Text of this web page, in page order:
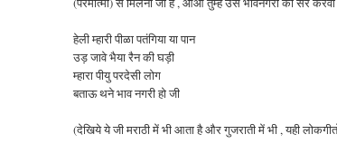
हेली म्हारी पीळा पतंगिया या पान
उड़ जावे भैया रैन की घड़ी
म्हारा पीयु परदेसी लोग
बताऊ थने भाव नगरी हो जी
(देखिये ये जी मराठी में भी आता है और गुजराती में भी , यही